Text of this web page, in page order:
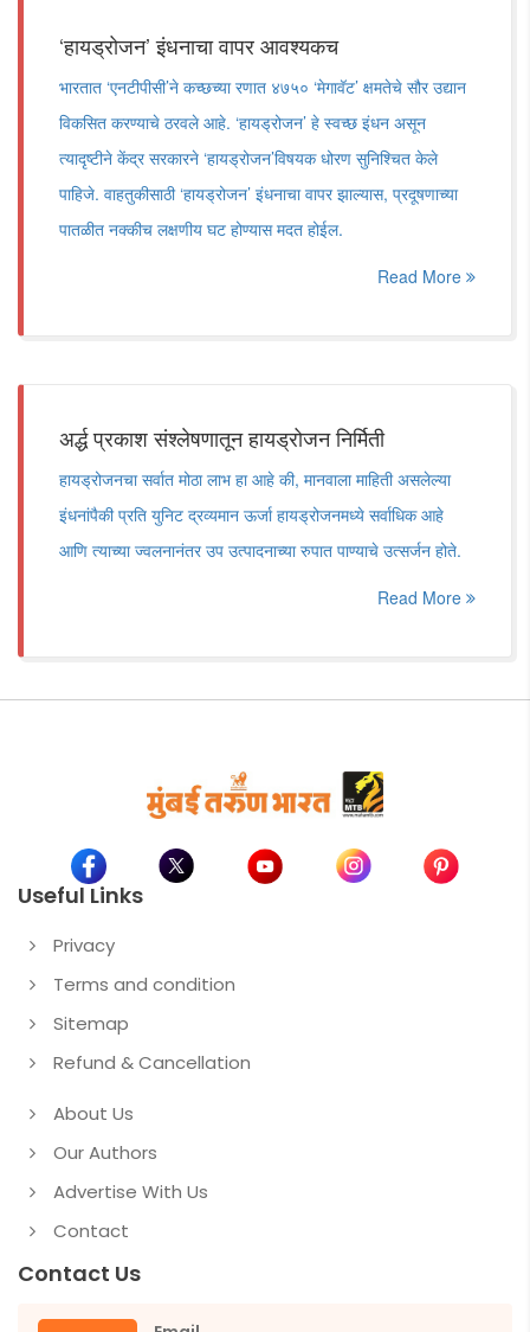
‘हायड्रोजन’ इंधनाचा वापर आवश्यकच
भारतात ‘एनटीपीसी’ने कच्छच्या रणात ४७५० ‘मेगावॅट’ क्षमतेचे सौर उद्यान
विकसित करण्याचे ठरवले आहे. ‘हायड्रोजन’ हे स्वच्छ इंधन असून
त्यादृष्टीने केंद्र सरकारने ‘हायड्रोजन’विषयक धोरण सुनिश्चित केले
पाहिजे. वाहतुकीसाठी ‘हायड्रोजन’ इंधनाचा वापर झाल्यास, प्रदूषणाच्या
पातळीत नक्कीच लक्षणीय घट होण्यास मदत होईल.
Read More
अर्द्ध प्रकाश संश्लेषणातून हायड्रोजन निर्मिती
हायड्रोजनचा सर्वात मोठा लाभ हा आहे की, मानवाला माहिती असलेल्या
इंधनांपैकी प्रति युनिट द्रव्यमान ऊर्जा हायड्रोजनमध्ये सर्वाधिक आहे
आणि त्याच्या ज्वलनानंतर उप उत्पादनाच्या रुपात पाण्याचे उत्सर्जन होते.
Read More
Useful Links
Privacy
Terms and condition
Sitemap
Refund & Cancellation
About Us
Our Authors
Advertise With Us
Contact
Contact Us